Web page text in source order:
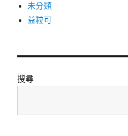
未分類
益粒可
搜尋